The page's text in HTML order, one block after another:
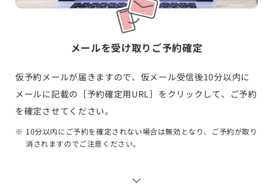
メールを受け取りご予約確定
仮予約メールが届きますので、仮メール受信後10分以内に
メールに記載の［予約確定用URL］をクリックして、ご予約
を確定させてください。
10分以内にご予約を確定されない場合は無効となり、ご予約が取り
消されますのでご注意ください。